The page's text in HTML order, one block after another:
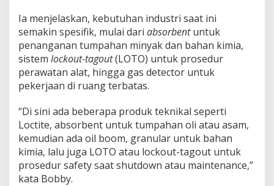
Ia menjelaskan, kebutuhan industri saat ini
semakin spesifik, mulai dari absorbentuntuk
penanganan tumpahan minyak dan bahan kimia,
sistem lockout-tagout(LOTO) untuk prosedur
perawatan alat, hingga gas detector untuk
pekerjaan di ruang terbatas.
“Di sini ada beberapa produk teknikal seperti
Loctite, absorbent untuk tumpahan oli atau asam,
kemudian ada oil boom, granular untuk bahan
kimia, lalu juga LOTO atau lockout-tagout untuk
prosedur safety saat shutdown atau maintenance,”
kata Bobby.